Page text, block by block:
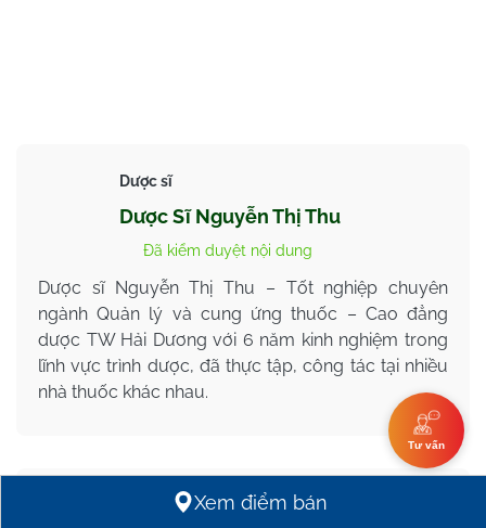
Dược sĩ
Dược Sĩ Nguyễn Thị Thu
Đã kiểm duyệt nội dung
Dược sĩ Nguyễn Thị Thu – Tốt nghiệp chuyên
ngành Quản lý và cung ứng thuốc – Cao đẳng
dược TW Hải Dương với 6 năm kinh nghiệm trong
lĩnh vực trình dược, đã thực tập, công tác tại nhiều
nhà thuốc khác nhau.
Tư vấn
Xem điểm bán